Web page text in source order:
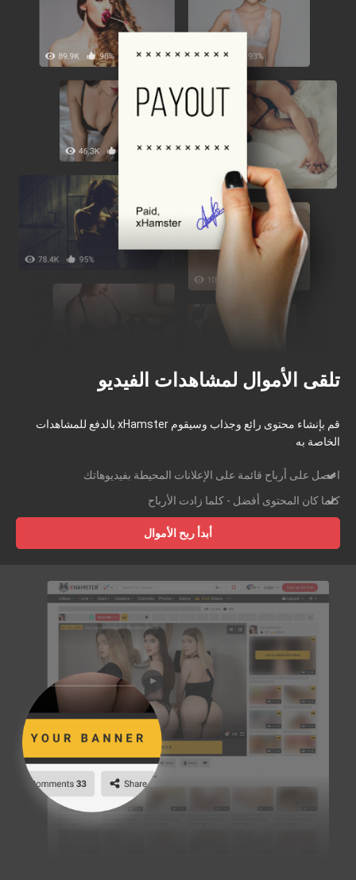
تلقى الأموال لمشاهدات الفيديو
قم بإنشاء محتوى رائع وجذاب وسيقوم xHamster بالدفع للمشاهدات
الخاصة به
احصل على أرباح قائمة على الإعلانات المحيطة بفيديوهاتك
كلما كان المحتوى أفضل - كلما زادت الأرباح
أبدأ ربح الأموال